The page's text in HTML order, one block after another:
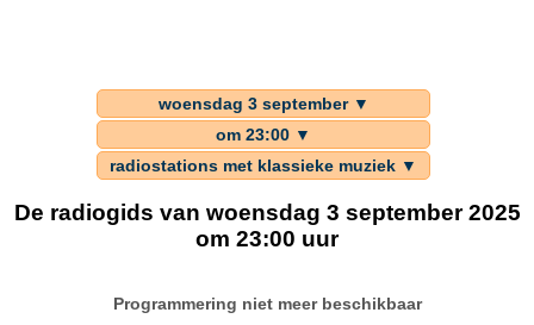
woensdag 3 september ▼
om 23:00 ▼
radiostations met klassieke muziek ▼
De radiogids van woensdag 3 september 2025
om 23:00 uur
Programmering niet meer beschikbaar